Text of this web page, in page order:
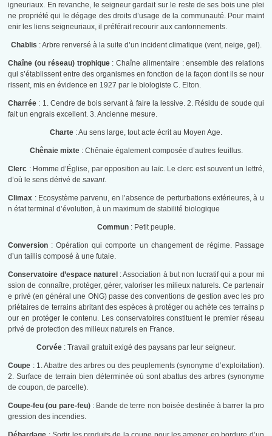
igneuriaux. En revanche, le seigneur gardait sur le reste de ses bois une plei
ne propriété qui le dégage des droits d’usage de la communauté. Pour maint
enir les liens seigneuriaux, il préférait recourir aux cantonnements.
Chablis : Arbre renversé à la suite d’un incident climatique (vent, neige, gel).
Chaîne (ou réseau) trophique: Chaîne alimentaire : ensemble des relations
qui s’établissent entre des organismes en fonction de la façon dont ils se nour
rissent, mis en évidence en 1927 par le biologiste C. Elton.
Charrée : 1. Cendre de bois servant à faire la lessive. 2. Résidu de soude qui
fait un engrais excellent. 3. Ancienne mesure.
Charte : Au sens large, tout acte écrit au Moyen Age.
Chênaie mixte: Chênaie également composée d’autres feuillus.
Clerc : Homme d’Église, par opposition au laïc. Le clerc est souvent un lettré,
d’où le sens dérivé desavant.
Climax : Ecosystème parvenu, en l’absence de perturbations extérieures, à u
n état terminal d’évolution, à un maximum de stabilité biologique
Commun: Petit peuple.
Conversion : Opération qui comporte un changement de régime. Passage
d’un taillis composé à une futaie.
Conservatoire d’espace naturel : Association à but non lucratif qui a pour mi
ssion de connaître, protéger, gérer, valoriser les milieux naturels. Ce partenair
e privé (en général une ONG) passe des conventions de gestion avec les pro
priétaires de terrains abritant des espèces à protéger ou achète ces terrains p
our en protéger le contenu. Les conservatoires constituent le premier réseau
privé de protection des milieux naturels en France.
Corvée : Travail gratuit exigé des paysans par leur seigneur.
Coupe : 1. Abattre des arbres ou des peuplements (synonyme d’exploitation).
2. Surface de terrain bien déterminée où sont abattus des arbres (synonyme
de coupon, de parcelle).
Coupe-feu (ou pare-feu): Bande de terre non boisée destinée à barrer la pro
gression des incendies.